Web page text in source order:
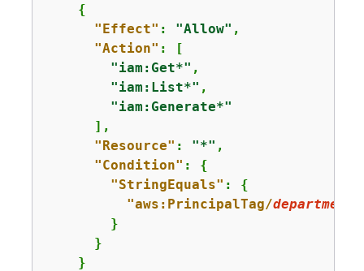
{
"Effect" : "Allow" ,
"Action" : [
"iam:Get*" ,
"iam:List*" ,
"iam:Generate*"
      ],
"Resource" : "*" ,
"Condition" : {
"StringEquals" : {
"aws:PrincipalTag/department
        }
      }
    }